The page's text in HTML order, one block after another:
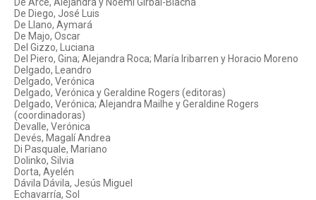
De Diego, José Luis
De Llano, Aymará
De Majo, Oscar
Del Gizzo, Luciana
Del Piero, Gina; Alejandra Roca; María Iribarren y Horacio Moreno
Delgado, Leandro
Delgado, Verónica
Delgado, Verónica y Geraldine Rogers (editoras)
Delgado, Verónica; Alejandra Mailhe y Geraldine Rogers
(coordinadoras)
Devalle, Verónica
Devés, Magalí Andrea
Di Pasquale, Mariano
Dolinko, Silvia
Dorta, Ayelén
Dávila Dávila, Jesús Miguel
Echavarría, Sol